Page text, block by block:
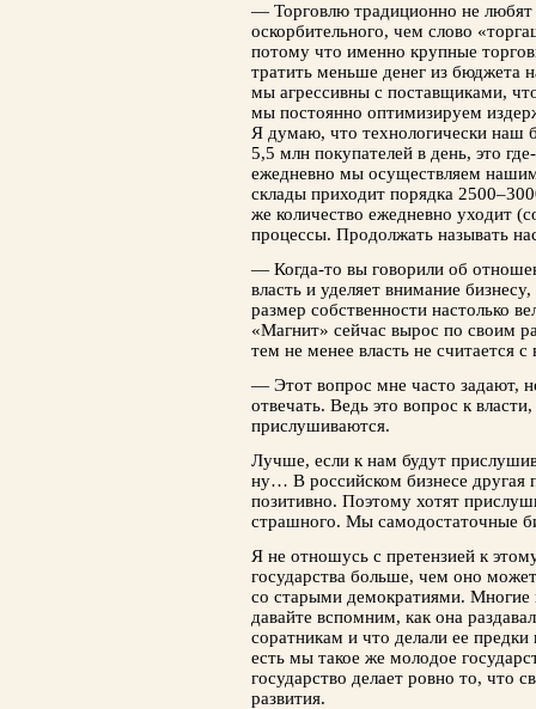
— Торговлю традиционно не любят
оскорбительного, чем слово
потому что именно крупные
тратить меньше денег из бюджета
мы агрессивны с поставщиками,
мы постоянно оптимизируем
Я думаю, что технологически
5,5 млн покупателей в день, это
ежедневно мы осуществляем
склады приходит порядка
же количество ежедневно уходит
процессы. Продолжать называть
— Когда-то вы говорили об
власть и уделяет внимание
размер собственности настолько
«Магнит» сейчас вырос по своим
тем не менее власть не считается
— Этот вопрос мне часто задают,
отвечать. Ведь это вопрос к
прислушиваются.
Лучше, если к нам будут
ну… В российском бизнесе другая
позитивно. Поэтому хотят
страшного. Мы самодостаточные
Я не отношусь с претензией к
государства больше, чем оно
со старыми демократиями. Многие
давайте вспомним, как она
соратникам и что делали ее
есть мы такое же молодое
государство делает ровно то, что
развития.